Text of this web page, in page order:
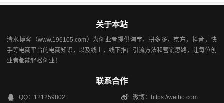
关于本站
清水博客（www.196105.com）为创业者提供淘宝，拼多多，京东，抖音，快
手等电商平台的电商知识，以及线上，线下推广引流方法和营销思路，让每位创
业者都能轻松创业！
联系合作
QQ：121259802 微博：https://weibo.com